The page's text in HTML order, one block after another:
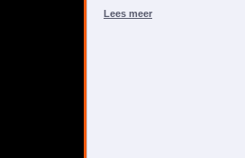
Lees meer